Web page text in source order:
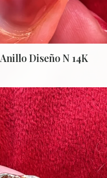
Anillo Diseño N 14K